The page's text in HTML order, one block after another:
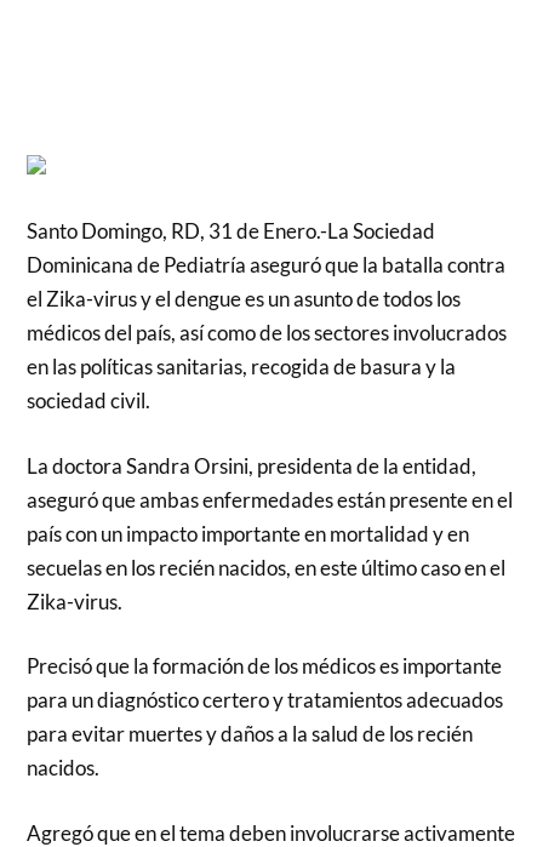
Santo Domingo, RD, 31 de Enero.-La Sociedad
Dominicana de Pediatría aseguró que la batalla contra
el Zika-virus y el dengue es un asunto de todos los
médicos del país, así como de los sectores involucrados
en las políticas sanitarias, recogida de basura y la
sociedad civil.
La doctora Sandra Orsini, presidenta de la entidad,
aseguró que ambas enfermedades están presente en el
país con un impacto importante en mortalidad y en
secuelas en los recién nacidos, en este último caso en el
Zika-virus.
Precisó que la formación de los médicos es importante
para un diagnóstico certero y tratamientos adecuados
para evitar muertes y daños a la salud de los recién
nacidos.
Agregó que en el tema deben involucrarse activamente